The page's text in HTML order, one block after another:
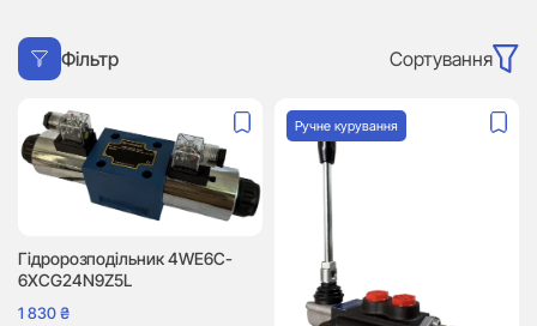
Фільтр Сортування
Гідророзподільник 4WE6C-
6XCG24N9Z5L
1 830₴
Ручне курування